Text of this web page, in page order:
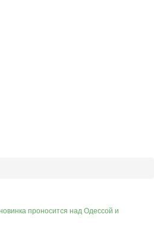
проносится над Одессой и